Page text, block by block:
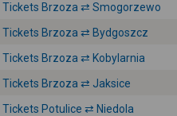
Tickets Brzoza ⇄ Smogorzewo
Tickets Brzoza ⇄ Bydgoszcz
Tickets Brzoza ⇄ Kobylarnia
Tickets Brzoza ⇄ Jaksice
Tickets Potulice ⇄ Niedola